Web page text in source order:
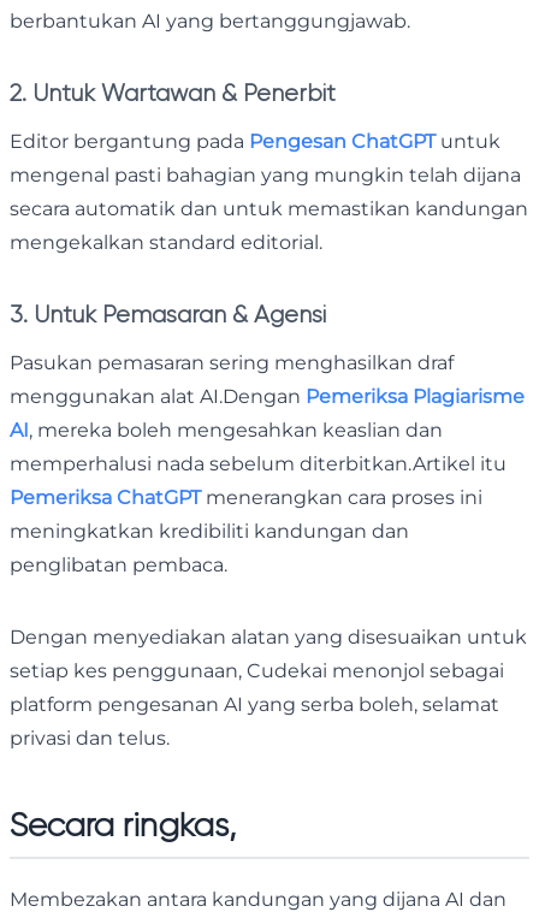
berbantukan AI yang bertanggungjawab.
2. Untuk Wartawan & Penerbit
Editor bergantung pada Pengesan ChatGPTuntuk
mengenal pasti bahagian yang mungkin telah dijana
secara automatik dan untuk memastikan kandungan
mengekalkan standard editorial.
3. Untuk Pemasaran & Agensi
Pasukan pemasaran sering menghasilkan draf
menggunakan alat AI.Dengan Pemeriksa Plagiarisme
AI, mereka boleh mengesahkan keaslian dan
memperhalusi nada sebelum diterbitkan.Artikel itu
Pemeriksa ChatGPTmenerangkan cara proses ini
meningkatkan kredibiliti kandungan dan
penglibatan pembaca.
Dengan menyediakan alatan yang disesuaikan untuk
setiap kes penggunaan, Cudekai menonjol sebagai
platform pengesanan AI yang serba boleh, selamat
privasi dan telus.
Secara ringkas,
Membezakan antara kandungan yang dijana AI dan